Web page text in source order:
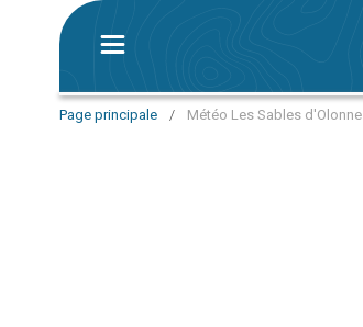
Page principale / Météo Les Sables d'Olonne